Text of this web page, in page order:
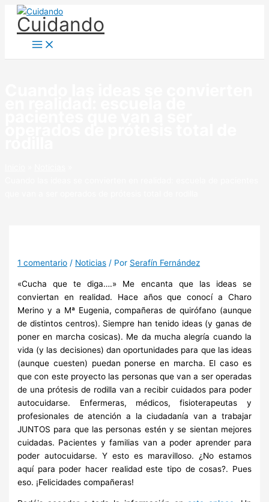
contenido
Cuidando
1 comentario / Noticias / Por Serafín Fernández
«Cucha que te diga….» Me encanta que las ideas se
conviertan en realidad. Hace años que conocí a Charo
Merino y a Mª Eugenia, compañeras de quirófano (aunque
de distintos centros). Siempre han tenido ideas (y ganas de
poner en marcha cosicas). Me da mucha alegría cuando la
vida (y las decisiones) dan oportunidades para que las ideas
(aunque cuesten) puedan ponerse en marcha. El caso es
que con este proyecto las personas que van a ser operadas
de una prótesis de rodilla van a recibir cuidados para poder
autocuidarse. Enfermeras, médicos, fisioterapeutas y
profesionales de atención a la ciudadanía van a trabajar
JUNTOS para que las personas estén y se sientan mejores
cuidadas. Pacientes y familias van a poder aprender para
poder autocuidarse. Y esto es maravilloso. ¿No estamos
aquí para poder hacer realidad este tipo de cosas?. Pues
eso. ¡Felicidades compañeras!